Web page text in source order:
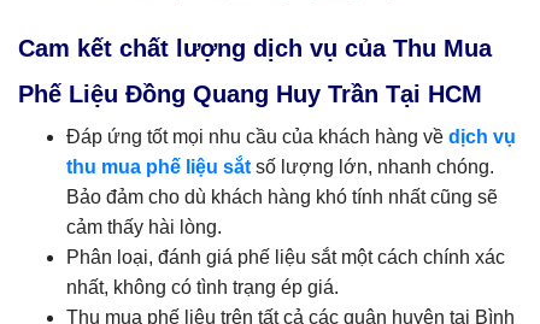
Cam kết chất lượng dịch vụ của Thu Mua
Phế Liệu Đồng Quang Huy Trần Tại HCM
Đáp ứng tốt mọi nhu cầu của khách hàng về dịch vụ
thu mua phế liệu sắtsố lượng lớn, nhanh chóng.
Bảo đảm cho dù khách hàng khó tính nhất cũng sẽ
cảm thấy hài lòng.
Phân loại, đánh giá phế liệu sắt một cách chính xác
nhất, không có tình trạng ép giá.
Thu mua phế liệu trên tất cả các quận huyện tại Bình